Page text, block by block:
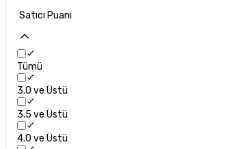
Satıcı Puanı
Tümü
3.0 ve Üstü
3.5 ve Üstü
4.0 ve Üstü